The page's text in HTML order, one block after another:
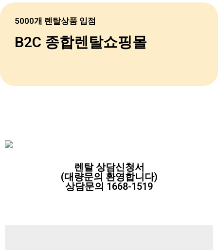
5000개 렌탈상품 입점
B2C 종합렌탈쇼핑몰
렌탈 상담신청서
(대량문의 환영합니다)
상담문의 1668-1519